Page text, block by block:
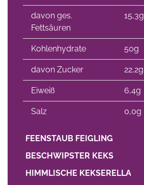
davon ges.
Fettsäuren
15,3g
Kohlenhydrate 50g
davon Zucker 22,2g
Eiweiß 6,4g
Salz 0,0g
FEENSTAUB FEIGLING
BESCHWIPSTER KEKS
HIMMLISCHE KEKSERELLA